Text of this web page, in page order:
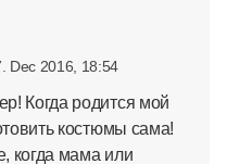
Dec 2016, 18:54
Когда родится мой
костюмы сама!
когда мама или